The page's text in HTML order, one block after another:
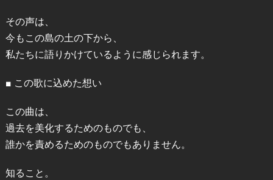
その声は、
今もこの島の土の下から、
私たちに語りかけているように感じられます。
■ この歌に込めた想い
この曲は、
過去を美化するためのものでも、
誰かを責めるためのものでもありません。
知ること。